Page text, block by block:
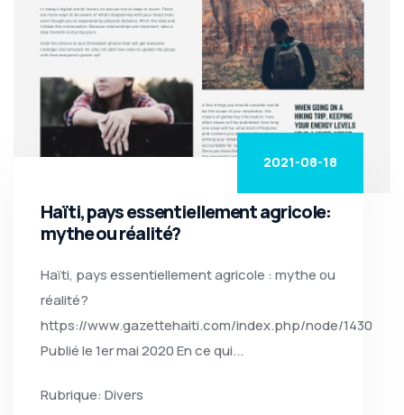
2021-08-18
Haïti, pays essentiellement agricole:
mythe ou réalité?
Haïti, pays essentiellement agricole : mythe ou
réalité?
https://www.gazettehaiti.com/index.php/node/1430
Publié le 1er mai 2020 En ce qui...
Rubrique: Divers